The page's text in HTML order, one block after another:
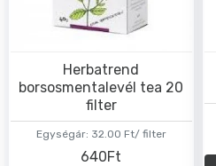
Egységár: 32.00 Ft/ filter
Herbatrend
borsosmentalevél tea 20
filter
640Ft